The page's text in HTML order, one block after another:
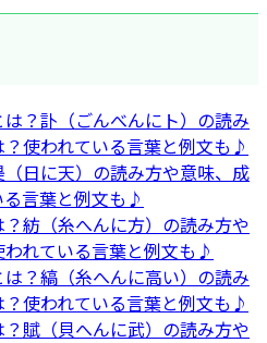
？訃（ごんべんにト）の読み
使われている言葉と例文も♪
日に天）の読み方や意味、成
る言葉と例文も♪
紡（糸へんに方）の読み方や
れている言葉と例文も♪
？縞（糸へんに高い）の読み
使われている言葉と例文も♪
賦（貝へんに武）の読み方や